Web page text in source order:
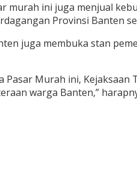
murah ini juga menjual
Provinsi Banten
juga membuka stan
Pasar Murah ini,
warga Banten,”